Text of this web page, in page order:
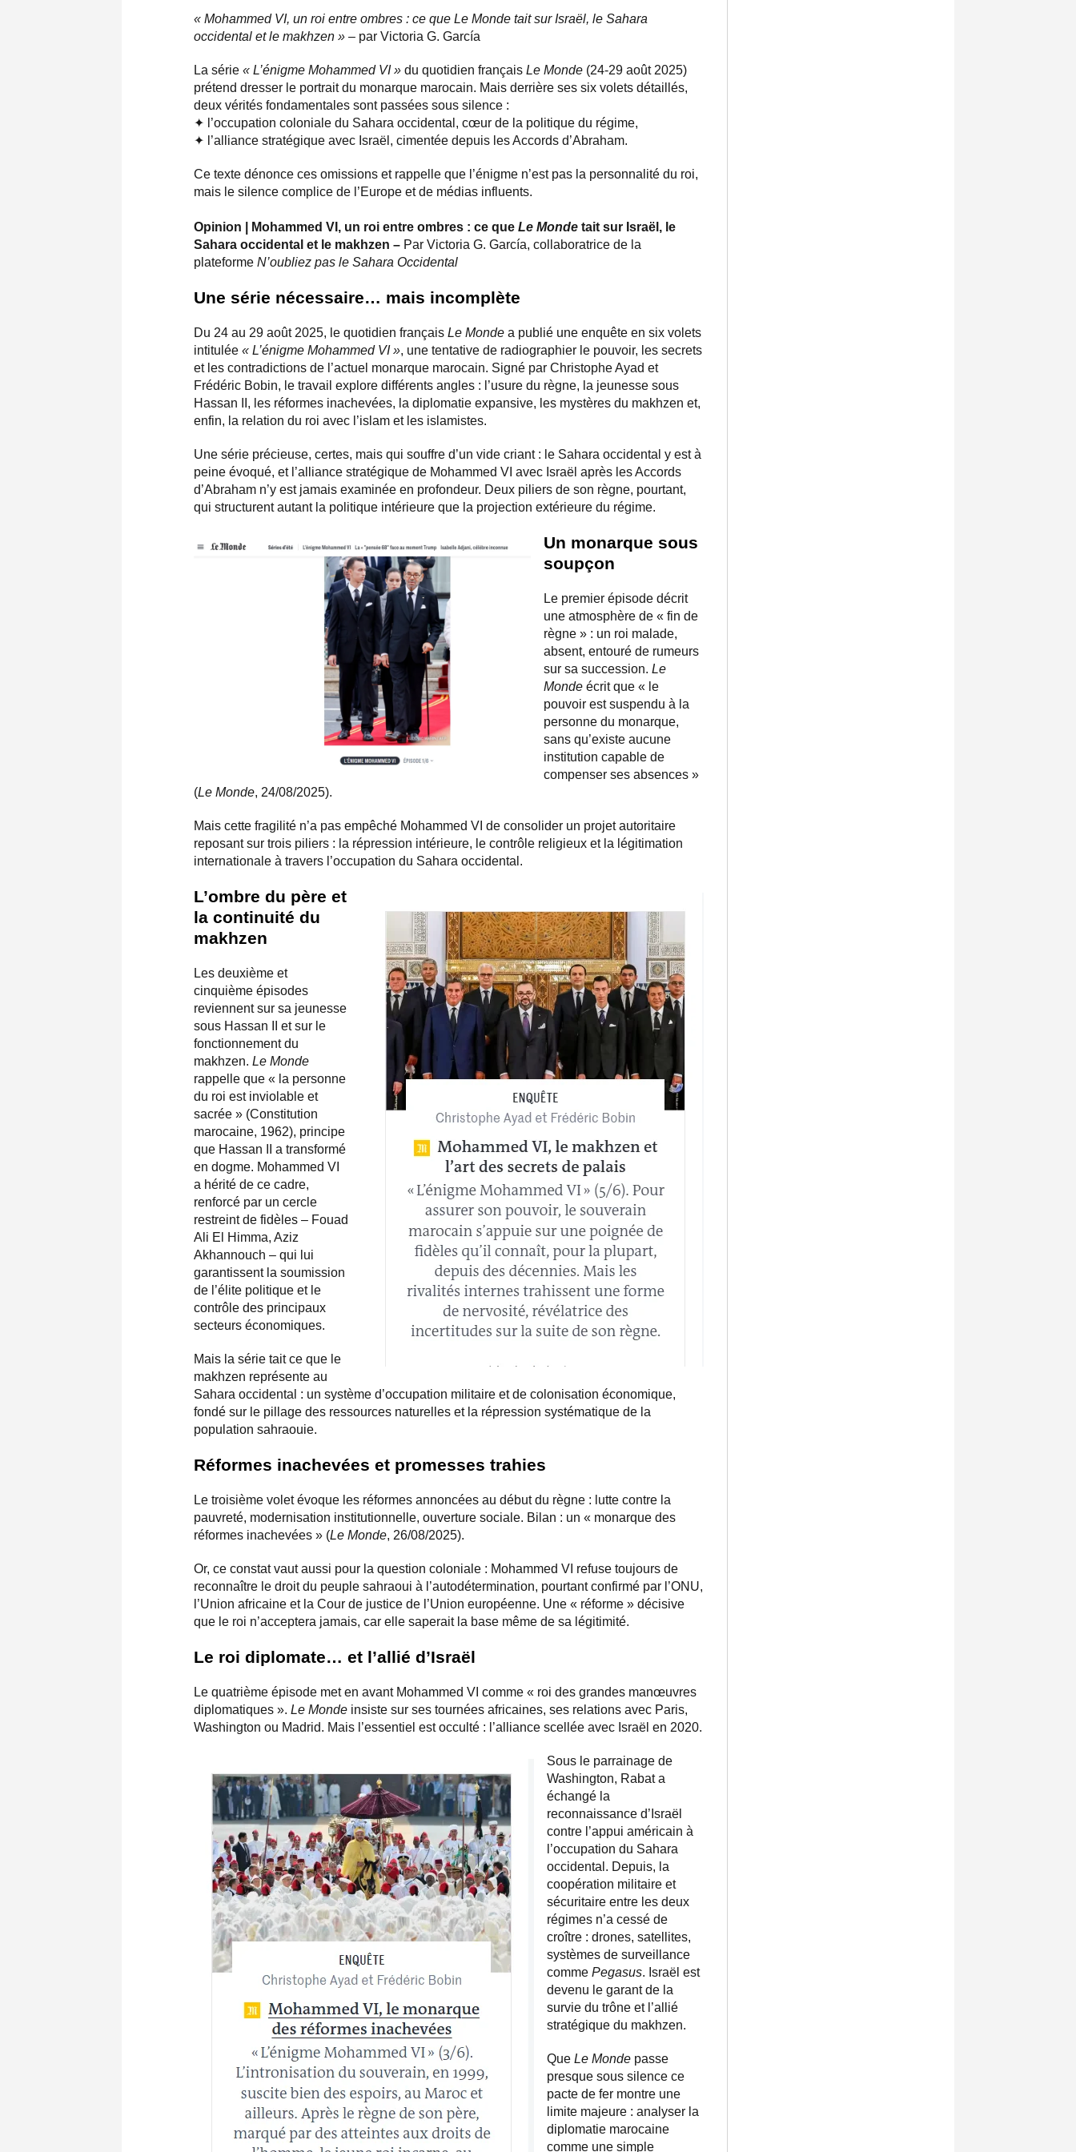
« Mohammed VI, un roi entre ombres : ce que Le Monde tait sur Israël, le Sahara
occidental et le makhzen » – par Victoria G. García
La série « L’énigme Mohammed VI » du quotidien français Le Monde (24-29 août 2025)
prétend dresser le portrait du monarque marocain. Mais derrière ses six volets détaillés,
deux vérités fondamentales sont passées sous silence :
✦ l’occupation coloniale du Sahara occidental, cœur de la politique du régime,
✦ l’alliance stratégique avec Israël, cimentée depuis les Accords d’Abraham.
Ce texte dénonce ces omissions et rappelle que l’énigme n’est pas la personnalité du roi,
mais le silence complice de l’Europe et de médias influents.
Opinion | Mohammed VI, un roi entre ombres : ce que Le Monde tait sur Israël, le
Sahara occidental et le makhzen – Par Victoria G. García, collaboratrice de la
plateforme N’oubliez pas le Sahara Occidental
Une série nécessaire… mais incomplète
Du 24 au 29 août 2025, le quotidien français Le Monde a publié une enquête en six volets
intitulée « L’énigme Mohammed VI », une tentative de radiographier le pouvoir, les secrets
et les contradictions de l’actuel monarque marocain. Signé par Christophe Ayad et
Frédéric Bobin, le travail explore différents angles : l’usure du règne, la jeunesse sous
Hassan II, les réformes inachevées, la diplomatie expansive, les mystères du makhzen et,
enfin, la relation du roi avec l’islam et les islamistes.
Une série précieuse, certes, mais qui souffre d’un vide criant : le Sahara occidental y est à
peine évoqué, et l’alliance stratégique de Mohammed VI avec Israël après les Accords
d’Abraham n’y est jamais examinée en profondeur. Deux piliers de son règne, pourtant,
qui structurent autant la politique intérieure que la projection extérieure du régime.
Un monarque sous
soupçon
Le premier épisode décrit
une atmosphère de « fin de
règne » : un roi malade,
absent, entouré de rumeurs
sur sa succession. Le
Monde écrit que « le
pouvoir est suspendu à la
personne du monarque,
sans qu’existe aucune
institution capable de
compenser ses absences »
(Le Monde, 24/08/2025).
Mais cette fragilité n’a pas empêché Mohammed VI de consolider un projet autoritaire
reposant sur trois piliers : la répression intérieure, le contrôle religieux et la légitimation
internationale à travers l’occupation du Sahara occidental.
L’ombre du père et
la continuité du
makhzen
Les deuxième et
cinquième épisodes
reviennent sur sa jeunesse
sous Hassan II et sur le
fonctionnement du
makhzen. Le Monde
rappelle que « la personne
du roi est inviolable et
sacrée » (Constitution
marocaine, 1962), principe
que Hassan II a transformé
en dogme. Mohammed VI
a hérité de ce cadre,
renforcé par un cercle
restreint de fidèles – Fouad
Ali El Himma, Aziz
Akhannouch – qui lui
garantissent la soumission
de l’élite politique et le
contrôle des principaux
secteurs économiques.
Mais la série tait ce que le
makhzen représente au
Sahara occidental : un système d’occupation militaire et de colonisation économique,
fondé sur le pillage des ressources naturelles et la répression systématique de la
population sahraouie.
Réformes inachevées et promesses trahies
Le troisième volet évoque les réformes annoncées au début du règne : lutte contre la
pauvreté, modernisation institutionnelle, ouverture sociale. Bilan : un « monarque des
réformes inachevées » (Le Monde, 26/08/2025).
Or, ce constat vaut aussi pour la question coloniale : Mohammed VI refuse toujours de
reconnaître le droit du peuple sahraoui à l’autodétermination, pourtant confirmé par l’ONU,
l’Union africaine et la Cour de justice de l’Union européenne. Une « réforme » décisive
que le roi n’acceptera jamais, car elle saperait la base même de sa légitimité.
Le roi diplomate… et l’allié d’Israël
Le quatrième épisode met en avant Mohammed VI comme « roi des grandes manœuvres
diplomatiques ». Le Monde insiste sur ses tournées africaines, ses relations avec Paris,
Washington ou Madrid. Mais l’essentiel est occulté : l’alliance scellée avec Israël en 2020.
Sous le parrainage de
Washington, Rabat a
échangé la
reconnaissance d’Israël
contre l’appui américain à
l’occupation du Sahara
occidental. Depuis, la
coopération militaire et
sécuritaire entre les deux
régimes n’a cessé de
croître : drones, satellites,
systèmes de surveillance
comme Pegasus. Israël est
devenu le garant de la
survie du trône et l’allié
stratégique du makhzen.
Que Le Monde passe
presque sous silence ce
pacte de fer montre une
limite majeure : analyser la
diplomatie marocaine
comme une simple